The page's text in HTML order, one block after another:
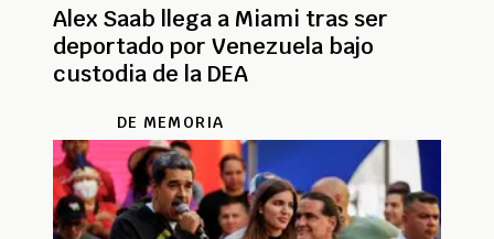
Alex Saab llega a Miami tras ser
deportado por Venezuela bajo
custodia de la DEA
DE MEMORIA